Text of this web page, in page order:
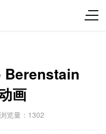
Berenstain
画
浏览量：1302